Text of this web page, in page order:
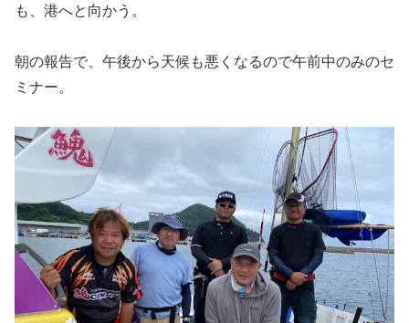
も、港へと向かう。
朝の報告で、午後から天候も悪くなるので午前中のみのセ
ミナー。